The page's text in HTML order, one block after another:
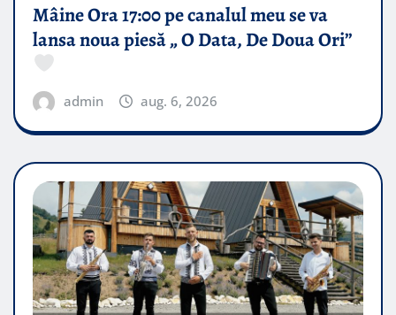
Mâine Ora 17:00 pe canalul meu se va
lansa noua piesă „ O Data, De Doua Ori”
admin aug. 6, 2026